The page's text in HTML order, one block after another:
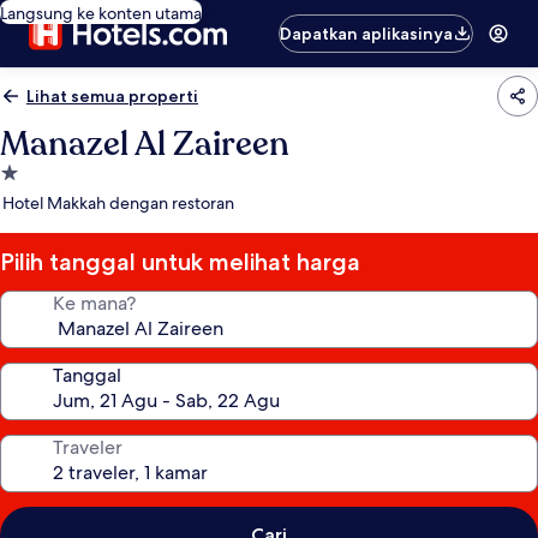
Langsung ke konten utama
Dapatkan aplikasinya
Lihat semua properti
Manazel Al Zaireen
Properti
bintang
Hotel Makkah dengan restoran
Pilih tanggal untuk melihat harga
Ke mana?
Tanggal
Traveler